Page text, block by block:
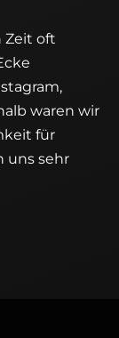
Zeit oft
waren wir
für
uns sehr